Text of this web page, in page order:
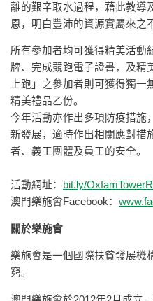
離的艱辛取水過程，藉此教導
恩，明白豐沛的資源實屬來之
所有參加者均可獲得精美活動
牌、完成競跑電子證書，及精
上跑」之參加者則可獲得獨
精美禮品乙份。
今年活動亦作出多項防疫措施
新發展，適時作出相關應對措
者、義工團體及員工的安全。
活動網址：
bit.ly/
澳門樂施會Facebook：
關於樂施會
樂施會是一個國際扶貧發展機
窮。